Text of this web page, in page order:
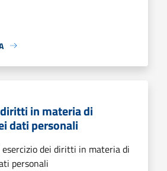
in materia di
dati personali
esercizio dei diritti in materia di
personali